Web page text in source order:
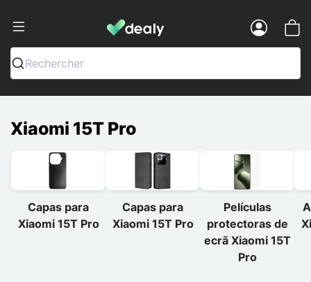
Dealy - Capas e acessórios para
Rechercher
Xiaomi 15T Pro
Capas para
Xiaomi 15T Pro
Capas para
Xiaomi 15T Pro
Películas
protectoras de
ecrã Xiaomi 15T
Pro